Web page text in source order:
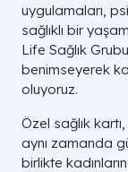
uygulamaları,
sağlıklı bir
Life Sağlık
benimseyerek
oluyoruz.
Özel sağlık
aynı zamanda
birlikte